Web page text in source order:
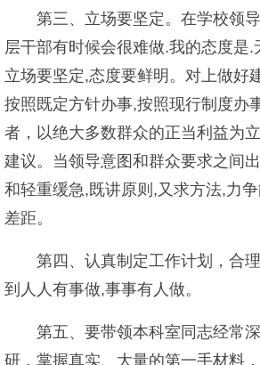
第三、立场要坚定。在学校领
层干部有时候会很难做.我的态度是.
立场要坚定,态度要鲜明。对上做好
按照既定方针办事,按照现行制度办
者，以绝大多数群众的正当利益为
建议。当领导意图和群众要求之间
和轻重缓急,既讲原则,又求方法,力
差距。
第四、认真制定工作计划，合
到人人有事做,事事有人做。
第五、要带领本科室同志经常
研，掌握真实、大量的第一手材料